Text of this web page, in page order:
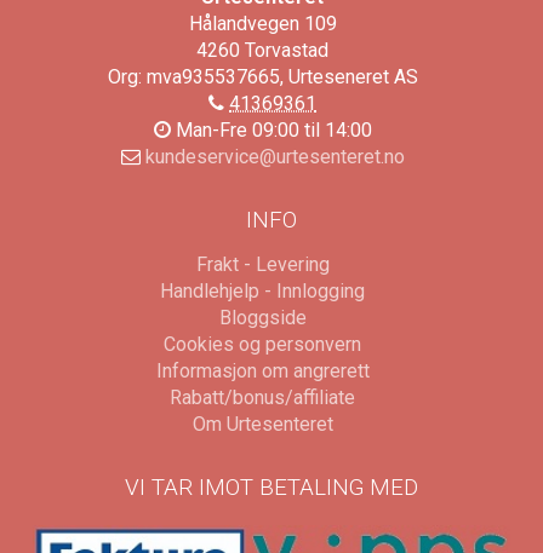
Hålandvegen 109
4260 Torvastad
Org: mva935537665, Urteseneret AS
41369361
Man-Fre 09:00 til 14:00
kundeservice@urtesenteret.no
INFO
Frakt - Levering
Handlehjelp - Innlogging
Bloggside
Cookies og personvern
Informasjon om angrerett
Rabatt/bonus/affiliate
Om Urtesenteret
VI TAR IMOT BETALING MED